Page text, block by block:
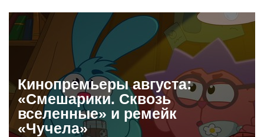
Кинопремьеры августа:
«Смешарики. Сквозь
вселенные» и ремейк
«Чучела»